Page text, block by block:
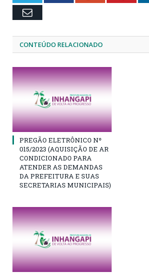
Email
CONTEÚDO RELACIONADO
PREGÃO ELETRÔNICO Nº
015/2023 (AQUISIÇÃO DE AR
CONDICIONADO PARA
ATENDER AS DEMANDAS
DA PREFEITURA E SUAS
SECRETARIAS MUNICIPAIS)